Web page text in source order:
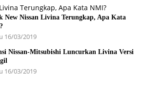
New Nissan Livina Terungkap, Apa Kata
16/03/2019
Nissan-Mitsubishi Luncurkan Livina Versi
16/03/2019